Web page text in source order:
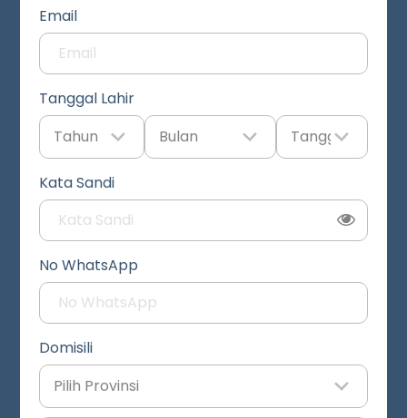
Email
Tanggal Lahir
Kata Sandi
No WhatsApp
Domisili